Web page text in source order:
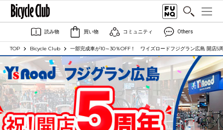
読み物 買い物 コミュニティ Others
TOP Bicycle Club 一部完成車が10～30％OFF！ ワイズロードフジグラン広島 開店5